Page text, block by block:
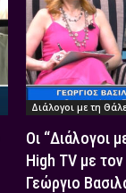
Διάλογοι με τη
Οι “Διάλογοι
High TV με
Γεώργιο